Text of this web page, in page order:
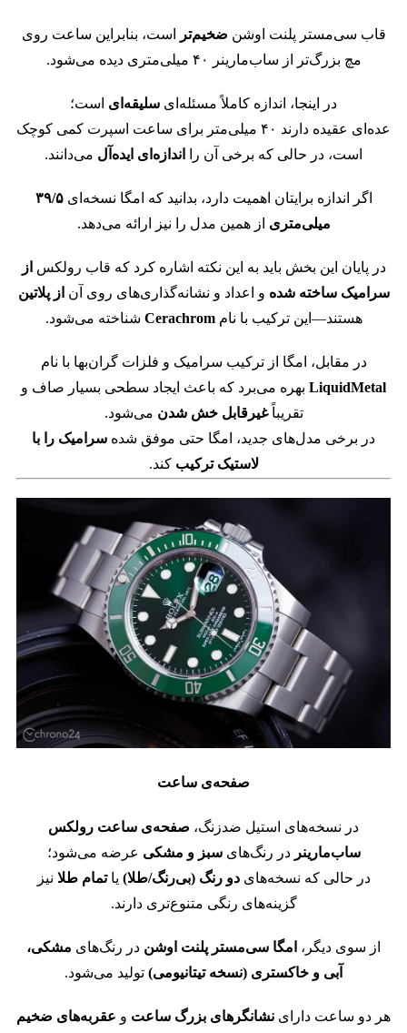
قاب سی‌مستر پلنت اوشن ضخیم‌تر
است، بنابراین ساعت روی
مچ بزرگ‌تر از ساب‌مارینر ۴۰ میلی‌متری دیده می‌شود.
در اینجا، اندازه کاملاً مسئله‌ای سلیقه‌ای است؛
عده‌ای عقیده دارند ۴۰ میلی‌متر برای ساعت اسپرت کمی کوچک
است، در حالی که برخی آن را
اندازه‌ای ایده‌آل می‌دانند.
اگر اندازه برایتان اهمیت دارد، بدانید که امگا نسخه‌ای۳۹/۵
میلی‌متری از همین مدل را نیز ارائه می‌دهد.
در پایان این بخش باید به این نکته اشاره کرد که قاب رولکس از
سرامیک ساخته شده و اعداد و نشانه‌گذاری‌های روی آن از پلاتین
هستند—این ترکیب با نامCerachrom شناخته می‌شود.
در مقابل، امگا از ترکیب سرامیک و فلزات گران‌بها با نام
LiquidMetal بهره می‌برد که باعث ایجاد سطحی بسیار صاف و
تقریباًغیرقابل خش شدن می‌شود.
در برخی مدل‌های جدید، امگا حتی موفق شده سرامیک را با
لاستیک ترکیب کند.
صفحه‌ی ساعت
در نسخه‌های استیل ضدزنگ، صفحه‌ی ساعت رولکس
ساب‌مارینر در رنگ‌هایسبز و مشکی عرضه می‌شود؛
در حالی که نسخه‌هایدو رنگ (بی‌رنگ/طلا) یاتمام طلا نیز
گزینه‌های رنگی متنوع‌تری دارند.
از سوی دیگر، امگا سی‌مستر پلنت اوشن در رنگ‌های مشکی،
آبی و خاکستری (نسخه تیتانیومی) تولید می‌شود.
هر دو ساعت دارای نشانگرهای بزرگ ساعت و عقربه‌های ضخیم